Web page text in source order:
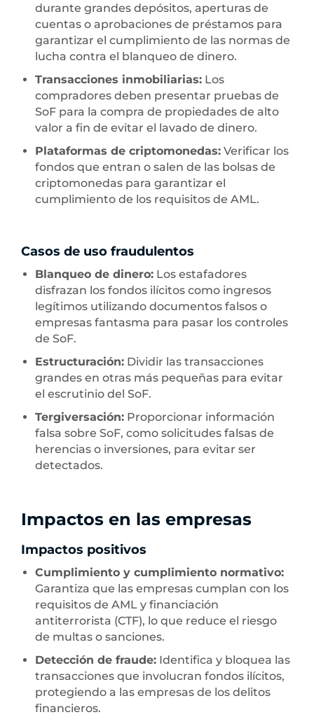
durante grandes depósitos, aperturas de
cuentas o aprobaciones de préstamos para
garantizar el cumplimiento de las normas de
lucha contra el blanqueo de dinero.
Transacciones inmobiliarias: Los
compradores deben presentar pruebas de
SoF para la compra de propiedades de alto
valor a fin de evitar el lavado de dinero.
Plataformas de criptomonedas: Verificar los
fondos que entran o salen de las bolsas de
criptomonedas para garantizar el
cumplimiento de los requisitos de AML.
Casos de uso fraudulentos
Blanqueo de dinero: Los estafadores
disfrazan los fondos ilícitos como ingresos
legítimos utilizando documentos falsos o
empresas fantasma para pasar los controles
de SoF.
Estructuración: Dividir las transacciones
grandes en otras más pequeñas para evitar
el escrutinio del SoF.
Tergiversación: Proporcionar información
falsa sobre SoF, como solicitudes falsas de
herencias o inversiones, para evitar ser
detectados.
Impactos en las empresas
Impactos positivos
Cumplimiento y cumplimiento normativo:
Garantiza que las empresas cumplan con los
requisitos de AML y financiación
antiterrorista (CTF), lo que reduce el riesgo
de multas o sanciones.
Detección de fraude: Identifica y bloquea las
transacciones que involucran fondos ilícitos,
protegiendo a las empresas de los delitos
financieros.